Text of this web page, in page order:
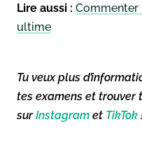
Lire aussi : Commenter
ultime
Tu veux plus
tes examens et trouver
surInstagram et TikTok